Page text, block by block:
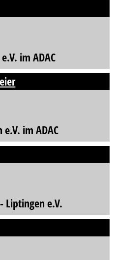
im ADAC
im ADAC
Liptingen e.V.